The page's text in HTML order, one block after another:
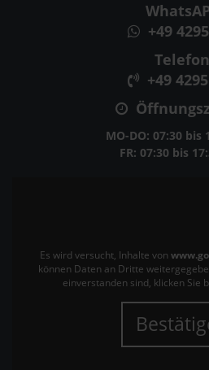
+49
Telefon
+49
MO-DO: 07:30 bis
FR: 07:30 bis
Es wird versucht, Inhalte von
können Daten an Dritte
einverstanden sind, klicken Sie